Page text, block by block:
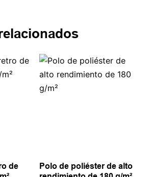
de
Polo de poliéster de alto